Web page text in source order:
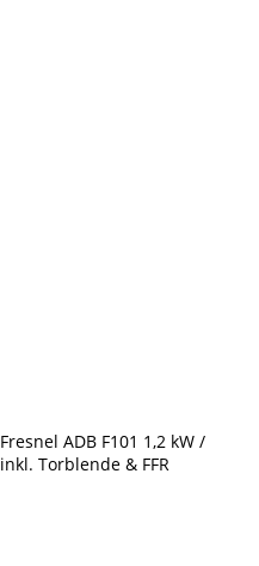
Fresnel ADB F101 1,2 kW /
inkl. Torblende & FFR